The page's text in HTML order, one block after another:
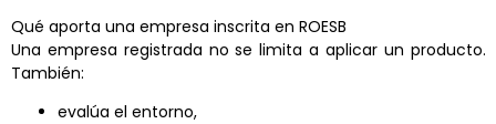
Qué aporta una empresa inscrita en ROESB
Una empresa registrada no se limita a aplicar un producto.
También:
evalúa el entorno,